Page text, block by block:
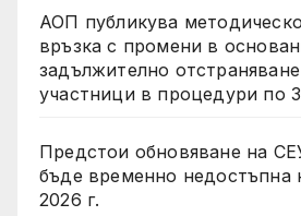
АОП публикува
връзка с промени в
задължително
участници в процедури по
Предстои обновяване на
бъде временно недостъпна
2026 г.